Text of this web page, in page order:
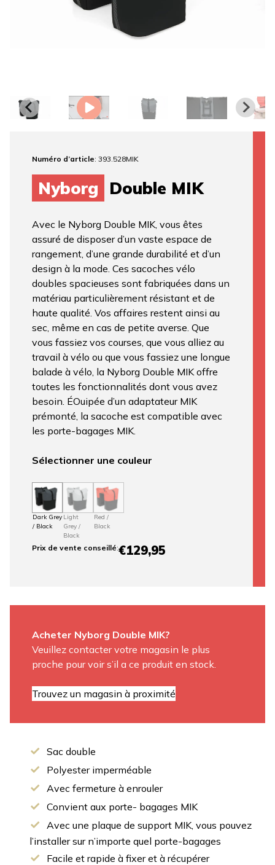
Numéro d’article: 393.528MIK
Nyborg Double MIK
Avec le Nyborg Double MIK, vous êtes
assuré de disposer d’un vaste espace de
rangement, d’une grande durabilité et d’un
design à la mode. Ces sacoches vélo
doubles spacieuses sont fabriquées dans un
matériau particulièrement résistant et de
haute qualité. Vos affaires restent ainsi au
sec, même en cas de petite averse. Que
vous fassiez vos courses, que vous alliez au
travail à vélo ou que vous fassiez une longue
balade à vélo, la Nyborg Double MIK offre
toutes les fonctionnalités dont vous avez
besoin. ÉOuipée d’un adaptateur MIK
prémonté, la sacoche est compatible avec
les porte-bagages MIK.
Sélectionner une couleur
Dark Grey
/ Black
Light
Grey /
Black
Red /
Black
Prix ​​de vente conseillé:€129,95
Acheter Nyborg Double MIK?
Veuillez contacter votre magasin le plus
proche pour voir s’il a ce produit en stock.
Trouvez un magasin à proximité
Sac double
Polyester imperméable
Avec fermeture à enrouler
Convient aux porte- bagages MIK
Avec une plaque de support MIK, vous pouvez
l’installer sur n’importe quel porte-bagages
Facile et rapide à fixer et à récupérer